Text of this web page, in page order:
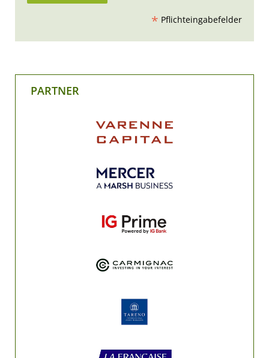
* Pflichteingabefelder
PARTNER